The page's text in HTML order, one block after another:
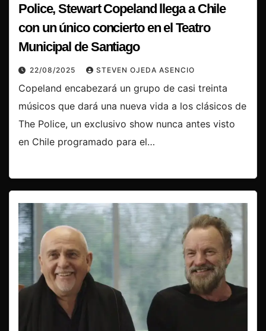
Police, Stewart Copeland llega a Chile
con un único concierto en el Teatro
Municipal de Santiago
22/08/2025 STEVEN OJEDA ASENCIO
Copeland encabezará un grupo de casi treinta
músicos que dará una nueva vida a los clásicos de
The Police, un exclusivo show nunca antes visto
en Chile programado para el…